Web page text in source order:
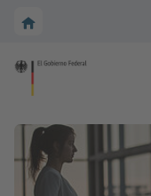
A la página de inicio